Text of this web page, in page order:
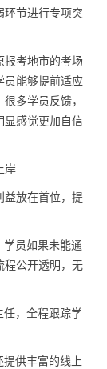
环节进行专项突
报考地市的考场
员能够提前适应
多学员反馈，
显感觉更加自信
岸
益放在首位，提
员如果未能通
程公开透明，无
，全程跟踪学
供丰富的线上